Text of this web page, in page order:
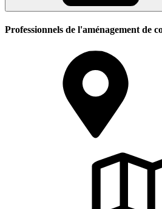
Professionnels de l'aménagement de